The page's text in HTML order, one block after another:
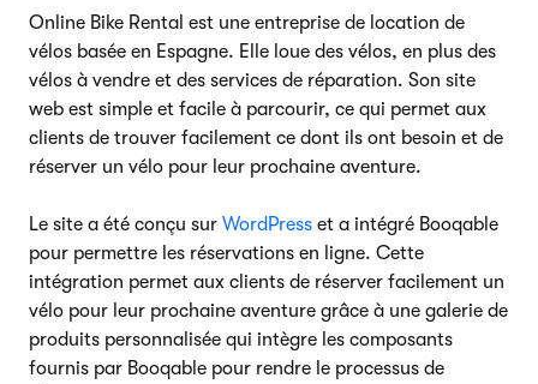
Online Bike Rental est une entreprise de location de
vélos basée en Espagne. Elle loue des vélos, en plus des
vélos à vendre et des services de réparation. Son site
web est simple et facile à parcourir, ce qui permet aux
clients de trouver facilement ce dont ils ont besoin et de
réserver un vélo pour leur prochaine aventure.
Le site a été conçu sur WordPress et a intégré Booqable
pour permettre les réservations en ligne. Cette
intégration permet aux clients de réserver facilement un
vélo pour leur prochaine aventure grâce à une galerie de
produits personnalisée qui intègre les composants
fournis par Booqable pour rendre le processus de